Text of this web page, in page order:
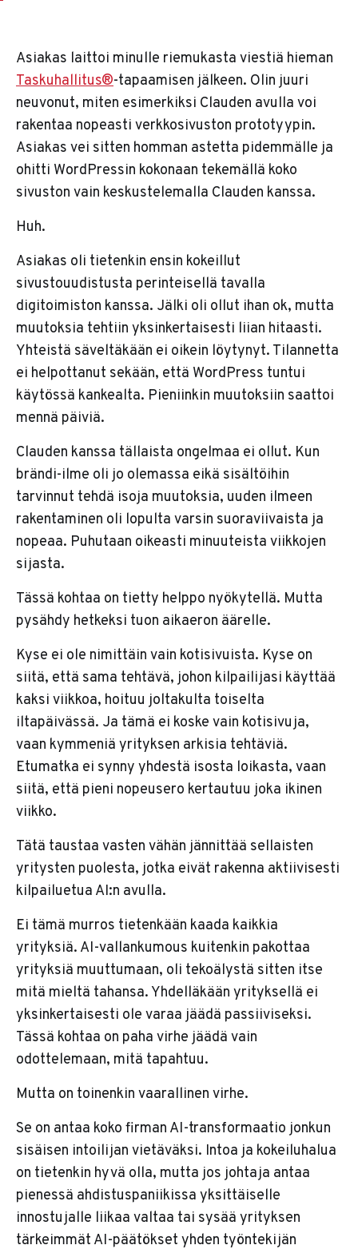
Asiakas laittoi minulle riemukasta viestiä hieman
Taskuhallitus®-tapaamisen jälkeen. Olin juuri
neuvonut, miten esimerkiksi Clauden avulla voi
rakentaa nopeasti verkkosivuston prototyypin.
Asiakas vei sitten homman astetta pidemmälle ja
ohitti WordPressin kokonaan tekemällä koko
sivuston vain keskustelemalla Clauden kanssa.
Huh.
Asiakas oli tietenkin ensin kokeillut
sivustouudistusta perinteisellä tavalla
digitoimiston kanssa. Jälki oli ollut ihan ok, mutta
muutoksia tehtiin yksinkertaisesti liian hitaasti.
Yhteistä säveltäkään ei oikein löytynyt. Tilannetta
ei helpottanut sekään, että WordPress tuntui
käytössä kankealta. Pieniinkin muutoksiin saattoi
mennä päiviä.
Clauden kanssa tällaista ongelmaa ei ollut. Kun
brändi-ilme oli jo olemassa eikä sisältöihin
tarvinnut tehdä isoja muutoksia, uuden ilmeen
rakentaminen oli lopulta varsin suoraviivaista ja
nopeaa. Puhutaan oikeasti minuuteista viikkojen
sijasta.
Tässä kohtaa on tietty helppo nyökytellä. Mutta
pysähdy hetkeksi tuon aikaeron äärelle.
Kyse ei ole nimittäin vain kotisivuista. Kyse on
siitä, että sama tehtävä, johon kilpailijasi käyttää
kaksi viikkoa, hoituu joltakulta toiselta
iltapäivässä. Ja tämä ei koske vain kotisivuja,
vaan kymmeniä yrityksen arkisia tehtäviä.
Etumatka ei synny yhdestä isosta loikasta, vaan
siitä, että pieni nopeusero kertautuu joka ikinen
viikko.
Tätä taustaa vasten vähän jännittää sellaisten
yritysten puolesta, jotka eivät rakenna aktiivisesti
kilpailuetua AI:n avulla.
Ei tämä murros tietenkään kaada kaikkia
yrityksiä. AI-vallankumous kuitenkin pakottaa
yrityksiä muuttumaan, oli tekoälystä sitten itse
mitä mieltä tahansa. Yhdelläkään yrityksellä ei
yksinkertaisesti ole varaa jäädä passiiviseksi.
Tässä kohtaa on paha virhe jäädä vain
odottelemaan, mitä tapahtuu.
Mutta on toinenkin vaarallinen virhe.
Se on antaa koko firman AI-transformaatio jonkun
sisäisen intoilijan vietäväksi. Intoa ja kokeiluhalua
on tietenkin hyvä olla, mutta jos johtaja antaa
pienessä ahdistuspaniikissa yksittäiselle
innostujalle liikaa valtaa tai sysää yrityksen
tärkeimmät AI-päätökset yhden työntekijän